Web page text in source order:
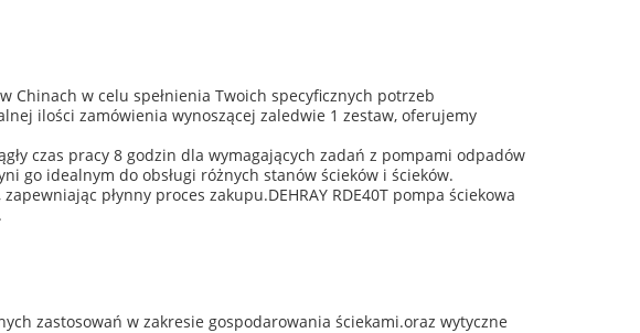
Chinach w celu spełnienia Twoich specyficznych potrzeb
ilości zamówienia wynoszącej zaledwie 1 zestaw, oferujemy
czas pracy 8 godzin dla wymagających zadań z pompami odpadów
go idealnym do obsługi różnych stanów ścieków i ścieków.
płynny proces zakupu.DEHRAY RDE40T pompa ściekowa
zastosowań w zakresie gospodarowania ściekami.oraz wytyczne